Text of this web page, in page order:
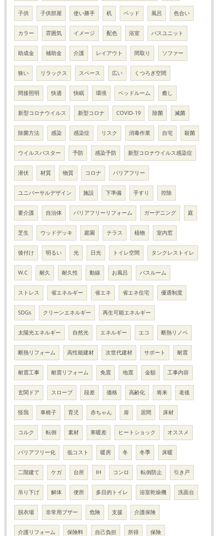
子供 子供部屋 使い勝手 机 ベッド 風呂 色合い
カラー 雰囲気 イメージ 配色 浴室 バスユニット
助成金 補助金 介護 レイアウト 間取り ソファー
狭い リラックス スペース 広い くつろぎ空間
間接照明 快適 快眠 環境 ベッドルーム 癒し
新型コロナウイルス 新型コロナ COVID-19 除菌 滅菌
除菌方法 感染 感染症 リスク 消毒作業 自宅 殺菌
ウイルスバスター 予防 感染予防 新型コロナウイルス感染症
潜伏 材質 物質 コロナ バリアフリー
ユニバーサルデザイン 施設 下準備 手すり 控除
要介護 自治体 バリアフリーリフォーム ガーデニング 庭
芝生 ウッドデッキ 庭園 テラス 植物 室内窓
後付け 明るい 光 日光 トイレ空間 タンクレストイレ
W.C 耐久 耐久性 動線 お風呂 バスルーム
ストレス 省エネルギー 省エネ 省エネ住宅 優遇制度
SDGs クリーンエネルギー 再生可能エネルギー
太陽光エネルギー 自然光 エネルギー エコ 断熱リノベ
断熱リフォーム 高性能建材 次世代建材 サポート 耐震
耐震工事 耐震リフォーム 免震 地震 金額 工事内容
玄関ドア スロープ 段差 価格 高齢化 将来 老後
怪我 車椅子 育児 赤ちゃん 扉 居間 床材
コルク 転倒 素材 寒暖差 ヒートショック オススメ
バリアフリー化 低コスト 暖房 冬 冬季 床暖
二階建て ケガ 台所 IH コンロ 転倒防止 引き戸
吊り下げ 解体 便所 多目的トイレ 浴室乾燥機 洗面台
脱衣場 非常用ブザー 危険 支援 介護保険
介護リフォーム 保険料 自己負担 所得 保険